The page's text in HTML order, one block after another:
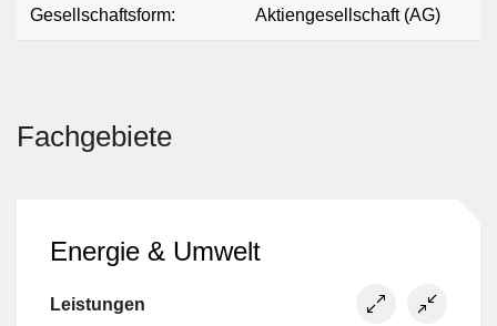
Gesellschaftsform: Aktiengesellschaft (AG)
Fachgebiete
Energie & Umwelt
Leistungen